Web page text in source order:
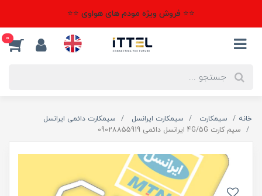
⭐⭐ فروش ویژه مودم های هواوی ⭐⭐
0
خانه سیمکارت سیمکارت ایرانسل
سیمکارت دائمی ایرانسل
سیم کارت 4G/5G ایرانسل دائمی 09028855919